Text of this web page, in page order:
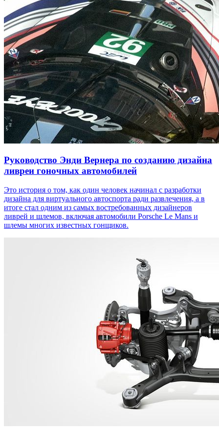
Руководство Энди Вернера по созданию дизайна
ливреи гоночных автомобилей
Это история о том, как один человек начинал с разработки
дизайна для виртуального автоспорта ради развлечения, а в
итоге стал одним из самых востребованных дизайнеров
ливрей и шлемов, включая автомобили Porsche Le Mans и
шлемы многих известных гонщиков.